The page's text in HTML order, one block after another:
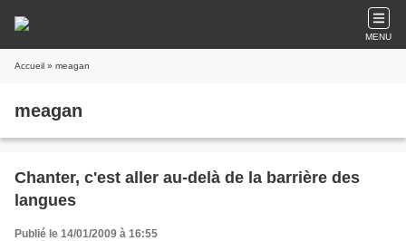
MENU
Accueil » meagan
meagan
Chanter, c'est aller au-delà de la barrière des
langues
Publié le 14/01/2009 à 16:55